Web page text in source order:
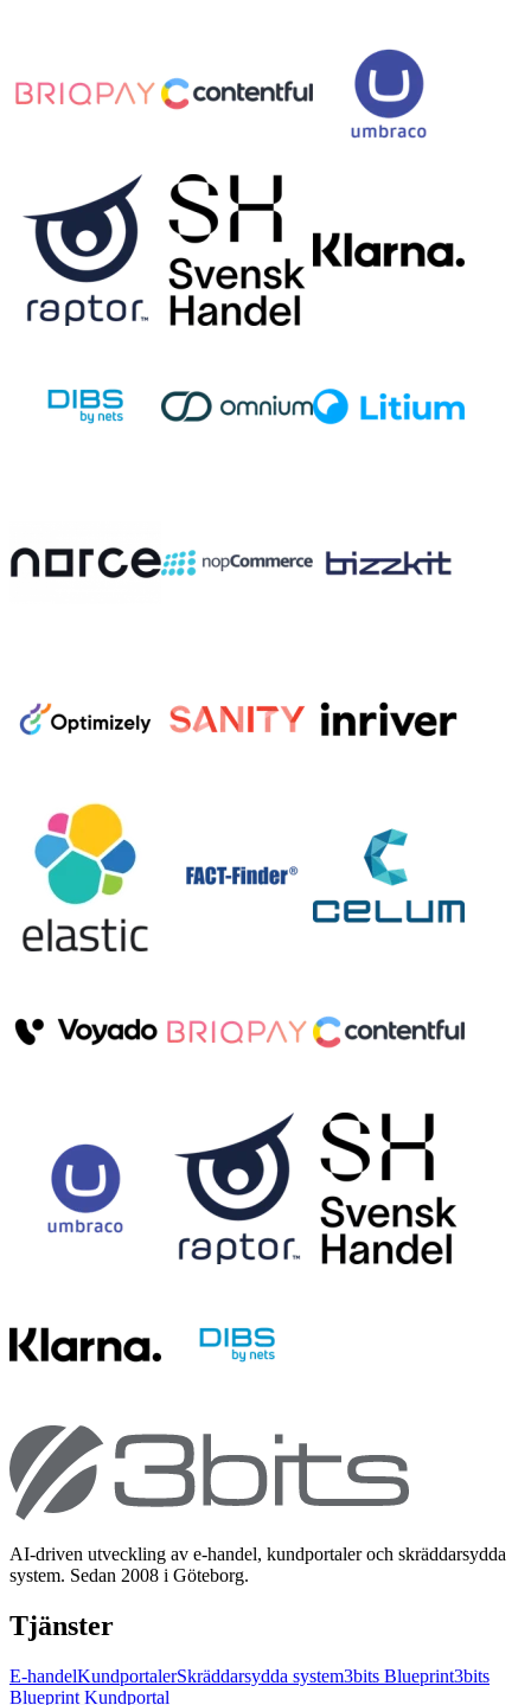
AI-driven utveckling av e-handel, kundportaler och skräddarsydda
system. Sedan 2008 i Göteborg.
Tjänster
E-handelKundportalerSkräddarsydda system3bits Blueprint3bits
Blueprint Kundportal